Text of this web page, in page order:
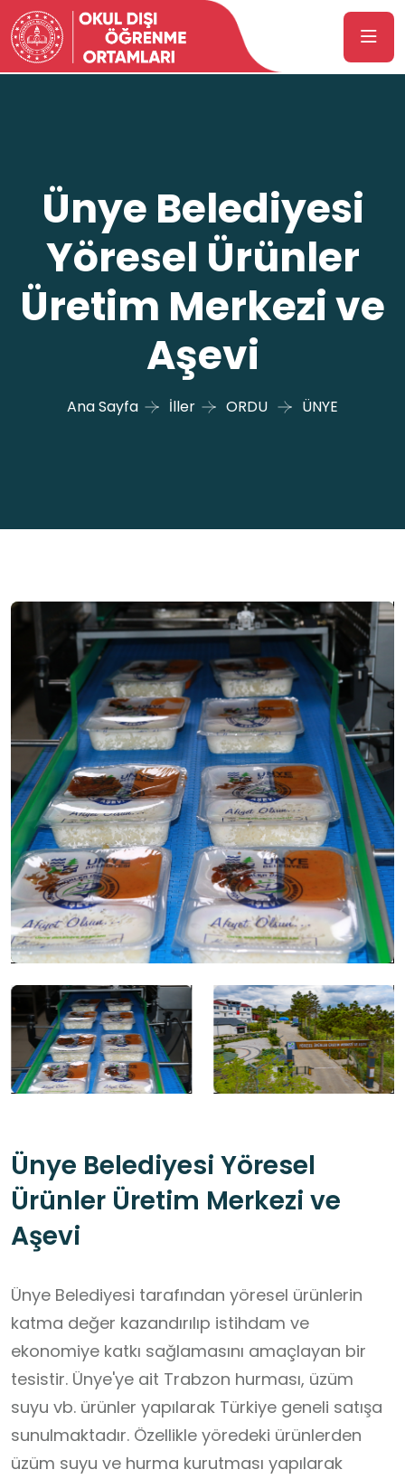
Ünye Belediyesi
Yöresel Ürünler
Üretim Merkezi ve
Aşevi
Ana Sayfa İller ORDU ÜNYE
Ünye Belediyesi Yöresel
Ürünler Üretim Merkezi ve
Aşevi
Ünye Belediyesi tarafından yöresel ürünlerin
katma değer kazandırılıp istihdam ve
ekonomiye katkı sağlamasını amaçlayan bir
tesistir. Ünye'ye ait Trabzon hurması, üzüm
suyu vb. ürünler yapılarak Türkiye geneli satışa
sunulmaktadır. Özellikle yöredeki ürünlerden
üzüm suyu ve hurma kurutması yapılarak